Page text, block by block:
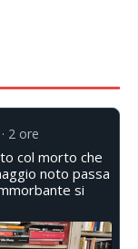
2 ore
col morto che
noto passa
si